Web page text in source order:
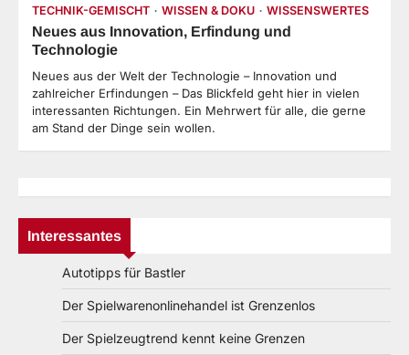
TECHNIK-GEMISCHT
WISSEN & DOKU WISSENSWERTES
Neues aus Innovation, Erfindung und
Technologie
Neues aus der Welt der Technologie – Innovation und
zahlreicher Erfindungen – Das Blickfeld geht hier in vielen
interessanten Richtungen. Ein Mehrwert für alle, die gerne
am Stand der Dinge sein wollen.
Interessantes
Autotipps für Bastler
Der Spielwarenonlinehandel ist Grenzenlos
Der Spielzeugtrend kennt keine Grenzen